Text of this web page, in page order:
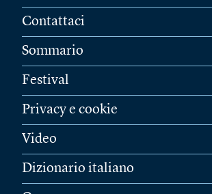
Contattaci
Sommario
Festival
Privacy e cookie
Video
Dizionario italiano